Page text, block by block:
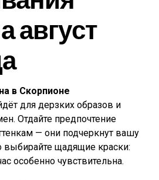
август
в Скорпионе
для дерзких образов и
Отдайте предпочтение
— они подчеркнут вашу
выбирайте щадящие краски:
особенно чувствительна.